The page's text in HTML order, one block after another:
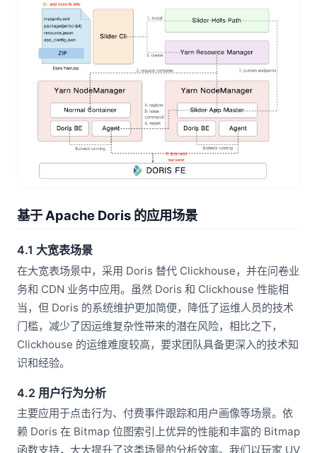
基于 Apache Doris 的应用场景
4.1 大宽表场景
在大宽表场景中，采用 Doris 替代 Clickhouse，并在问卷业
务和 CDN 业务中应用。虽然 Doris 和 Clickhouse 性能相
当，但 Doris 的系统维护更加简便，降低了运维人员的技术
门槛，减少了因运维复杂性带来的潜在风险，相比之下，
Clickhouse 的运维难度较高，要求团队具备更深入的技术知
识和经验。
4.2 用户行为分析
主要应用于点击行为、付费事件跟踪和用户画像等场景。依
赖 Doris 在 Bitmap 位图索引上优异的性能和丰富的 Bitmap
函数支持，大大提升了这类场景的分析效率。我们以玩家 UV